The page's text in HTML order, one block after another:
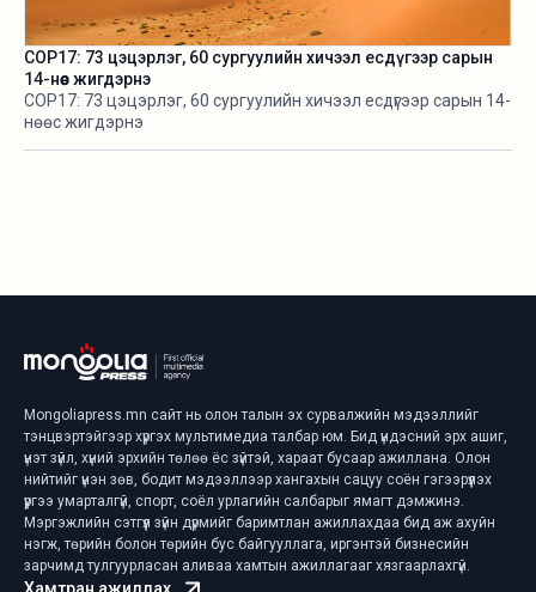
COP17: 73 цэцэрлэг, 60 сургуулийн хичээл есдүгээр сарын
14-нөөс жигдэрнэ
COP17: 73 цэцэрлэг, 60 сургуулийн хичээл есдүгээр сарын 14-
нөөс жигдэрнэ
Mongoliapress.mn сайт нь олон талын эх сурвалжийн мэдээллийг
тэнцвэртэйгээр хүргэх мультимедиа талбар юм. Бид үндэсний эрх ашиг,
үнэт зүйл, хүний эрхийн төлөө ёс зүйтэй, хараат бусаар ажиллана. Олон
нийтийг үнэн зөв, бодит мэдээллээр хангахын сацуу соён гэгээрүүлэх
үүргээ умарталгүй, спорт, соёл урлагийн салбарыг ямагт дэмжинэ.
Мэргэжлийн сэтгүүл зүйн дүрмийг баримтлан ажиллахдаа бид аж ахуйн
нэгж, төрийн болон төрийн бус байгууллага, иргэнтэй бизнесийн
зарчимд тулгуурласан аливаа хамтын ажиллагааг хязгаарлахгүй.